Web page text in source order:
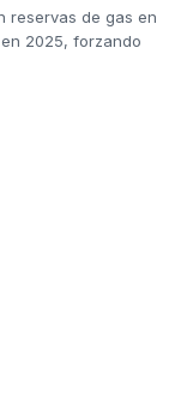
reservas de gas en
2025, forzando